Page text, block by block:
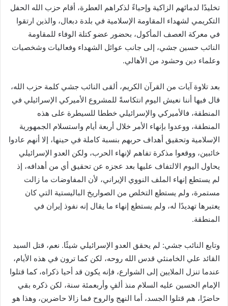
تخليدًا لدمائهم الزاكية وإحياءً لذكراهم العطرة، أقام حزب الله الحفل
التكريمي لشهداء المقاومة الإسلامية في بلدة دبعال، والذين ارتقوا
في معركة العصف المأكول، بحضور عضو كتلة الوفاء للمقاومة
النائب حسين جشي، إلى جانب عوائل الشهداء وفعاليات وشخصيات
وعلماء دين وحشود من الأهالي.
بعد تلاوة آيات من القرآن الكريم، ألقى النائب جشي كلمة حزب الله،
قال فيها أننا نعيش اليوم انتكاسةً للمشروع الأميركي الإسرائيلي في
المنطقة، فالأميركي والإسرائيلي خططا للسيطرة على هذه
المنطقة، ووعدوا بإنهاء الأمر خلال أربعة أيام واستسلام الجمهورية
الإسلامية وتحقيق أهداف حربهم بنسبة كاملة في حينها، إلا أنهم عادوا
خائبين، ووقعوا مذكرة تفاهم لإنهاء الحرب، ولكن العدو الإسرائيلي
يحاول اليوم الالتفاف عليها بعد عجزه عن تحقيق أي من أهدافه، إذ
لم يستطع إنهاء الملف النووي الإيراني، لأن المفاوضات ما زالت
مستمرة، ولم يستطع التخلص من الصواريخ الباليستية التي كان
يعتبرها تهديدًا له، ولم يستطع إنهاء ما يقال إنه نفوذ إيران في
المنطقة.
وتابع النائب جشي: لم يحقق العدو الإسرائيلي شيئًا. نعم، قتل السيد
القائد علي الخامنئي قدس الله روحه، لكن كما ترون في هذه الأيام،
عندما تنزل الملايين إلى الشوارع، فإنه يكون قد أحيا ذكراه، كما قتلوا
الإمام الحسين عليه السلام منذ ألفٍ وأربعمئة سنة، لكن ذكره بقي
حاضرًا، هم قتلوا الجسد، أما النهج والروح فما زالا حاضرين، وهذا هو